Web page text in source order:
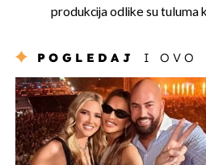
produkcija odlike su tuluma
POGLEDAJ I OVO